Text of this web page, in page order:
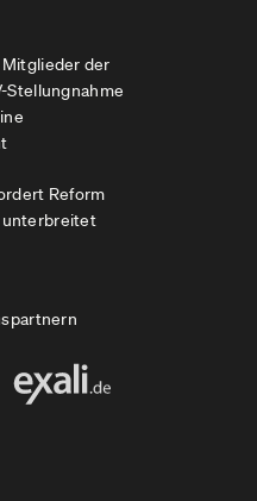
Mitglieder der
Stellungnahme
Reform
unterbreitet